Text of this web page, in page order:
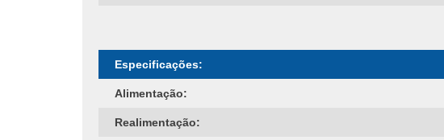
Especificações:
Alimentação:
Realimentação: